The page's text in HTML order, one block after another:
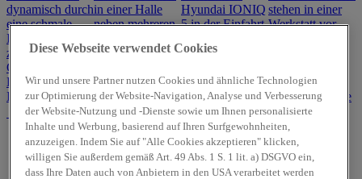
Hyundai
INSTER
Hyundai
Promise –
Geprüfte
Gebrauchtwagen
Angebote für
Gewerbekunden
Hyundai
Werkstattservice
Diese Webseite verwendet Cookies
Wir und unsere Partner nutzen Cookies und ähnliche Technologien
zur Optimierung der Website-Navigation, Analyse und Verbesserung
der Website-Nutzung und -Dienste sowie um Ihnen personalisierte
Inhalte und Werbung, basierend auf Ihren Surfgewohnheiten,
anzuzeigen. Indem Sie auf "Alle Cookies akzeptieren" klicken,
willigen Sie außerdem gemäß Art. 49 Abs. 1 S. 1 lit. a) DSGVO ein,
dass Ihre Daten auch von Anbietern in den USA verarbeitet werden